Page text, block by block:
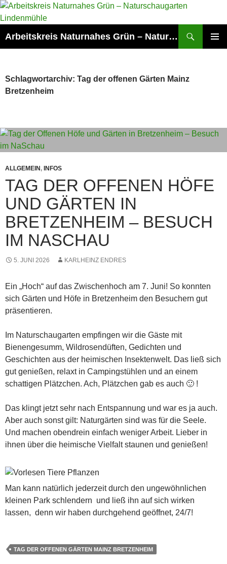
Zum
Inhalt
Arbeitskreis Naturnahes Grün – Naturschaugarten Lindenmühle
Schlagwortarchiv: Tag der offenen Gärten Mainz
Bretzenheim
ALLGEMEIN , INFOS
TAG DER OFFENEN HÖFE
UND GÄRTEN IN
BRETZENHEIM – BESUCH
IM NASCHAU
5. JUNI 2026 KARLHEINZ ENDRES
Ein „Hoch“ auf das Zwischenhoch am 7. Juni! So konnten
sich Gärten und Höfe in Bretzenheim den Besuchern gut
präsentieren.
Im Naturschaugarten empfingen wir die Gäste mit
Bienengesumm, Wildrosendüften, Gedichten und
Geschichten aus der heimischen Insektenwelt. Das ließ sich
gut genießen, relaxt in Campingstühlen und an einem
schattigen Plätzchen. Ach, Plätzchen gab es auch 🙂 !
Das klingt jetzt sehr nach Entspannung und war es ja auch.
Aber auch sonst gilt: Naturgärten sind was für die Seele.
Und machen obendrein einfach weniger Arbeit. Lieber in
ihnen über die heimische Vielfalt staunen und genießen!
Man kann natürlich jederzeit durch den ungewöhnlichen
kleinen Park schlendern und ließ ihn auf sich wirken
lassen, denn wir haben durchgehend geöffnet, 24/7!
TAG DER OFFENEN GÄRTEN MAINZ BRETZENHEIM